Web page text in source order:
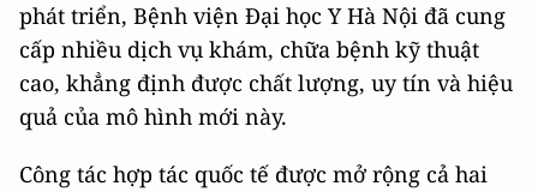
phát triển, Bệnh viện Đại học Y Hà Nội đã cung
cấp nhiều dịch vụ khám, chữa bệnh kỹ thuật
cao, khẳng định được chất lượng, uy tín và hiệu
quả của mô hình mới này.
Công tác hợp tác quốc tế được mở rộng cả hai